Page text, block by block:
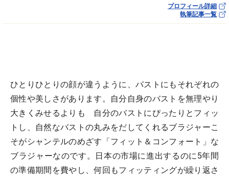
プロフィール詳細
執筆記事一覧
ひとりひとりの顔が違うように、バストにもそれぞれの
個性や美しさがあります。自分自身のバストを無理やり
大きくみせるよりも 自分のバストにぴったりとフィッ
トし、自然なバストの丸みをだしてくれるブラジャーこ
そがシャンテルのめざす「フィット＆コンフォート」な
ブラジャーなのです。日本の市場に進出するのに5年間
の準備期間を費やし、何回もフィッティングが繰り返さ